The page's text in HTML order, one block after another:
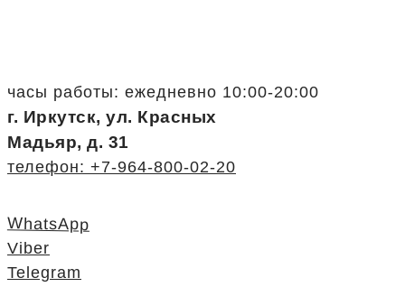
часы работы: ежедневно 10:00-20:00
г. Иркутск, ул. Красных
Мадьяр, д. 31
телефон: +7-964-800-02-20
WhatsApp
Viber
Telegram